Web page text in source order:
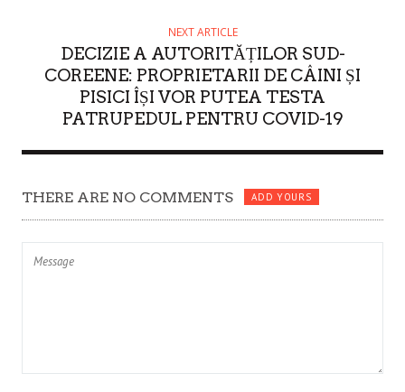
NEXT ARTICLE
DECIZIE A AUTORITĂȚILOR SUD-
COREENE: PROPRIETARII DE CÂINI ȘI
PISICI ÎȘI VOR PUTEA TESTA
PATRUPEDUL PENTRU COVID-19
THERE ARE NO COMMENTS ADD YOURS